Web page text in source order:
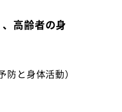
高齢者の身
防と身体活動）